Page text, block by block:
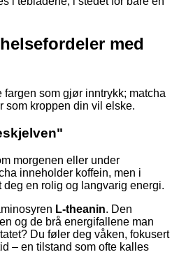
med
fargen som gjør inntrykk; matcha
som kroppen din vil elske.
morgenen eller under
inneholder koffein, men i
deg en rolig og langvarig energi.
L-theanin. Den
og de brå energifallene man
Du føler deg våken, fokusert
– en tilstand som ofte kalles